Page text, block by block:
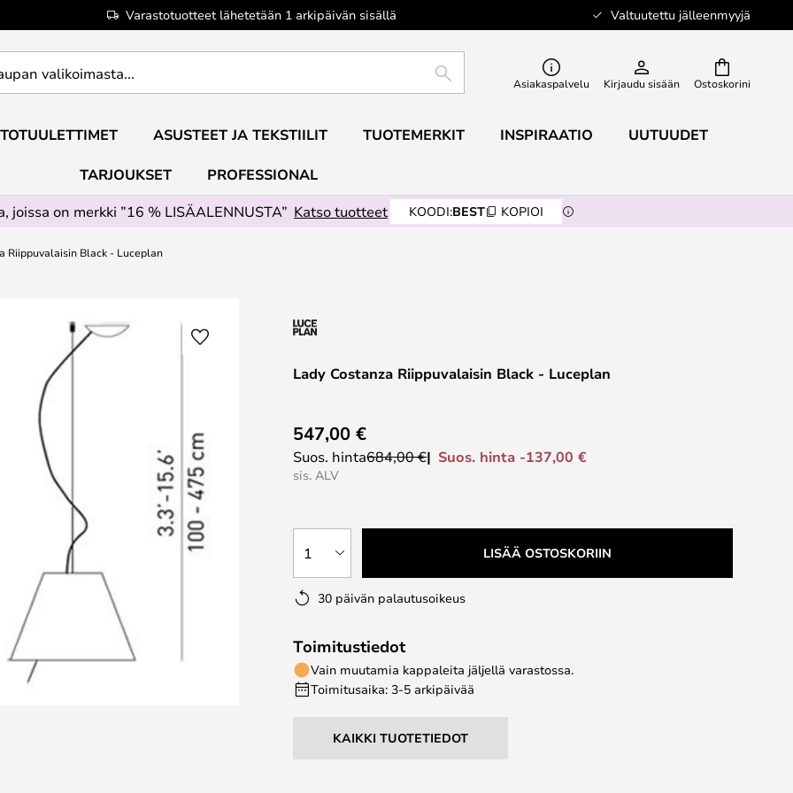
Varastotuotteet lähetetään 1 arkipäivän sisällä Valtuutettu jälleenmyyjä
Ostoskorini
ETSI Asiakaspalvelu Kirjaudu sisään
ASUSTEET JA TEKSTIILIT TUOTEMERKIT INSPIRAATIO UUTUUDET
TARJOUKSET
PROFESSIONAL
joissa on merkki ”16 % LISÄALENNUSTA” Katso tuotteet KOODI:BEST KOPIOI
Riippuvalaisin Black - Luceplan
Lady Costanza Riippuvalaisin Black - Luceplan
547,00 €
Suos. hinta684,00 € Suos. hinta -137,00 €
sis. ALV
1 LISÄÄ OSTOSKORIIN
30 päivän palautusoikeus
Toimitustiedot
Vain muutamia kappaleita jäljellä varastossa.
Toimitusaika: 3-5 arkipäivää
KAIKKI TUOTETIEDOT